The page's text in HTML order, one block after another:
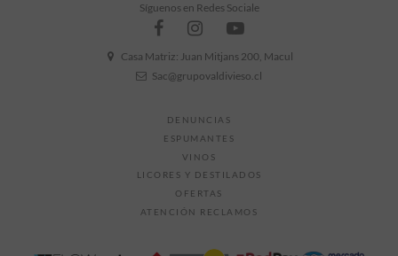
Síguenos en Redes Sociale
Casa Matriz: Juan Mitjans 200, Macul
Sac@grupovaldivieso.cl
DENUNCIAS
ESPUMANTES
VINOS
LICORES Y DESTILADOS
OFERTAS
ATENCIÓN RECLAMOS